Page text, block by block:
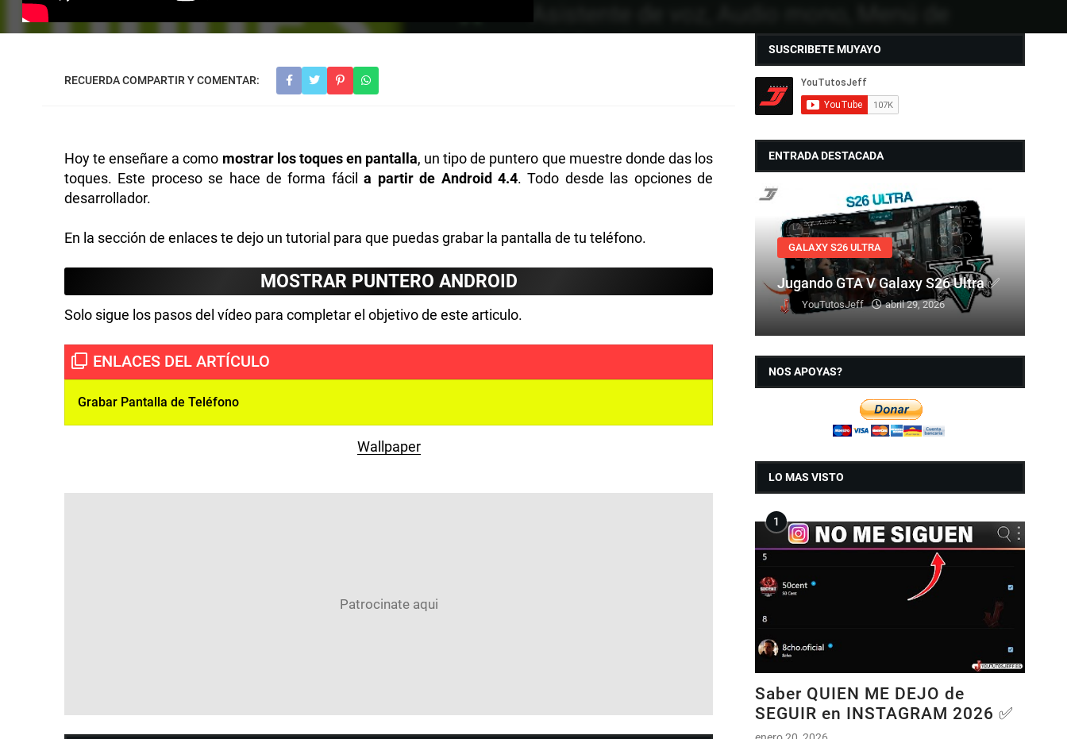
Hoy te enseñare a como mostrar los toques en pantalla, un tipo de puntero que muestre donde das los
toques. Este proceso se hace de forma fácila partir de Android 4.4. Todo desde las opciones de
desarrollador.
En la sección de enlaces te dejo un tutorial para que puedas grabar la pantalla de tu teléfono.
MOSTRAR PUNTERO ANDROID
Solo sigue los pasos del vídeo para completar el objetivo de este articulo.
Grabar Pantalla de Teléfono
Wallpaper
SUSCRIBETE MUYAYO
ENTRADA DESTACADA
GALAXY S26 ULTRA
Jugando GTA V Galaxy S26 Ultra ✅
YouTutosJeff abril 29, 2026
NOS APOYAS?
LO MAS VISTO
Saber QUIEN ME DEJO de
SEGUIR en INSTAGRAM 2026 ✅